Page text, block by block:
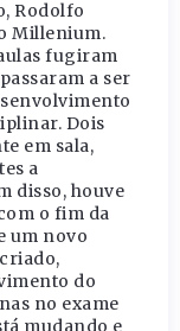
Rodolfo
Millenium.
fugiram
a ser
Dois
em sala,
a
disso, houve
o fim da
um novo
do
no exame
mudando e